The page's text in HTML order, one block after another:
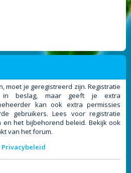
moet je geregistreerd zijn. Registratie
in beslag, maar geeft je extra
kan ook extra permissies
gebruikers. Lees voor registratie
het bijbehorend beleid. Bekijk ook
van het forum.
Privacybeleid